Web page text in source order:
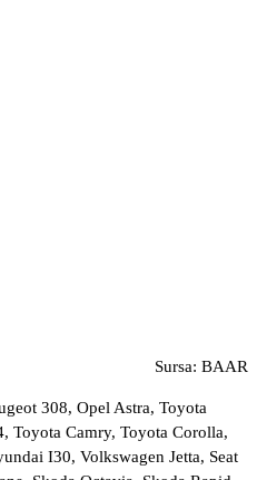
Sursa: BAAR
308, Opel Astra, Toyota
Toyota Camry, Toyota Corolla,
I30, Volkswagen Jetta, Seat